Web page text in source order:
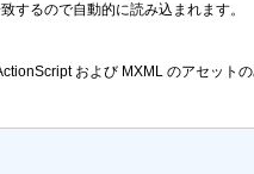
するので自動的に読み込まれます。
および MXML のアセット